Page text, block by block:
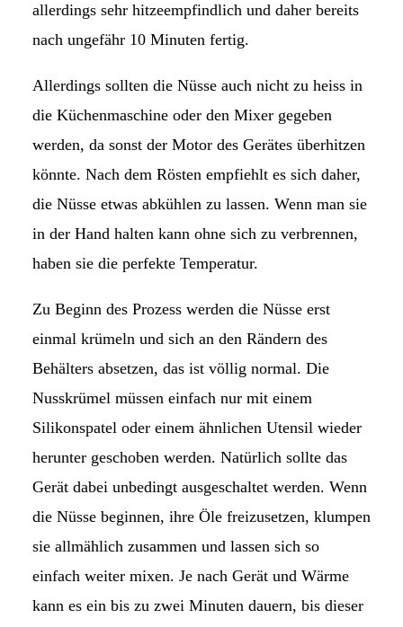
allerdings sehr hitzeempfindlich und daher bereits
nach ungefähr 10 Minuten fertig.
Allerdings sollten die Nüsse auch nicht zu heiss in
die Küchenmaschine oder den Mixer gegeben
werden, da sonst der Motor des Gerätes überhitzen
könnte. Nach dem Rösten empfiehlt es sich daher,
die Nüsse etwas abkühlen zu lassen. Wenn man sie
in der Hand halten kann ohne sich zu verbrennen,
haben sie die perfekte Temperatur.
Zu Beginn des Prozess werden die Nüsse erst
einmal krümeln und sich an den Rändern des
Behälters absetzen, das ist völlig normal. Die
Nusskrümel müssen einfach nur mit einem
Silikonspatel oder einem ähnlichen Utensil wieder
herunter geschoben werden. Natürlich sollte das
Gerät dabei unbedingt ausgeschaltet werden. Wenn
die Nüsse beginnen, ihre Öle freizusetzen, klumpen
sie allmählich zusammen und lassen sich so
einfach weiter mixen. Je nach Gerät und Wärme
kann es ein bis zu zwei Minuten dauern, bis dieser